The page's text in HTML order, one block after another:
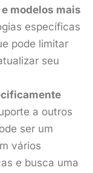
modelos mais
específicas
pode limitar
seu
a outros
ser um
vários
e busca uma